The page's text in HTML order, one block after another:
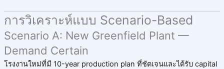
การวิเคราะห์แบบ Scenario-Based
Scenario A: New Greenfield Plant —
Demand Certain
โรงงานใหม่ที่มี 10-year production plan ที่ชัดเจนและได้รับ capital